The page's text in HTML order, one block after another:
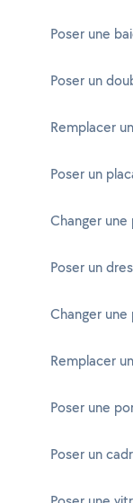
Poser une
Poser un
Remplacer
Poser un
Changer
Poser un
Changer
Remplacer
Poser une
Poser un